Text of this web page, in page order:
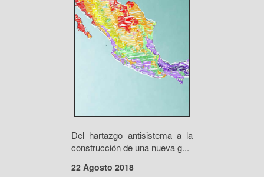
Del hartazgo antisistema a la
construcción de una nueva g...
22 Agosto 2018